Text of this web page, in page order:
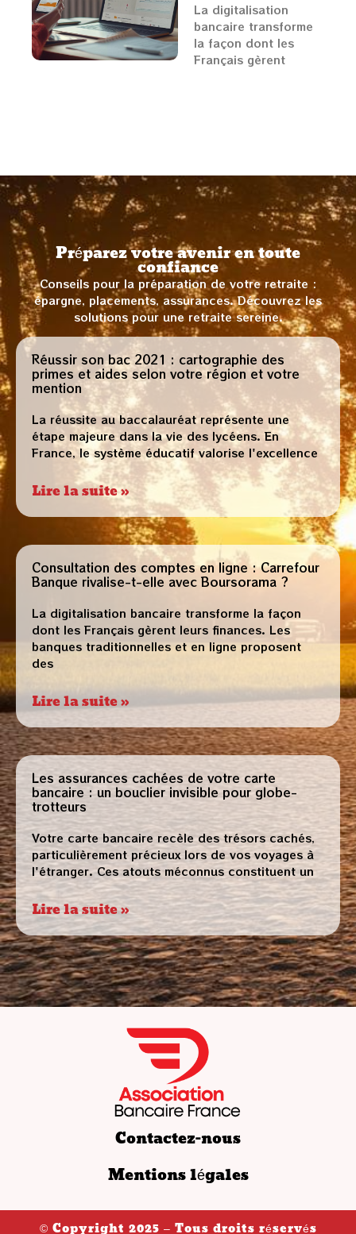
La digitalisation
bancaire transforme
la façon dont les
Français gèrent
Préparez votre avenir en toute
confiance
Conseils pour la préparation de votre retraite :
épargne, placements, assurances. Découvrez les
solutions pour une retraite sereine.
Réussir son bac 2021 : cartographie des
primes et aides selon votre région et votre
mention
La réussite au baccalauréat représente une
étape majeure dans la vie des lycéens. En
France, le système éducatif valorise l'excellence
Lire la suite »
Consultation des comptes en ligne : Carrefour
Banque rivalise-t-elle avec Boursorama ?
La digitalisation bancaire transforme la façon
dont les Français gèrent leurs finances. Les
banques traditionnelles et en ligne proposent
des
Lire la suite »
Les assurances cachées de votre carte
bancaire : un bouclier invisible pour globe-
trotteurs
Votre carte bancaire recèle des trésors cachés,
particulièrement précieux lors de vos voyages à
l'étranger. Ces atouts méconnus constituent un
Lire la suite »
Contactez-nous
Mentions légales
© Copyright 2025 – Tous droits réservés